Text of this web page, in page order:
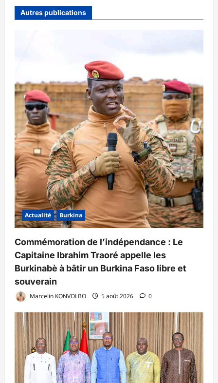
Autres publications
Actualité Burkina
Commémoration de l’indépendance : Le
Capitaine Ibrahim Traoré appelle les
Burkinabè à bâtir un Burkina Faso libre et
souverain
Marcelin KONVOLBO 5 août 2026 0